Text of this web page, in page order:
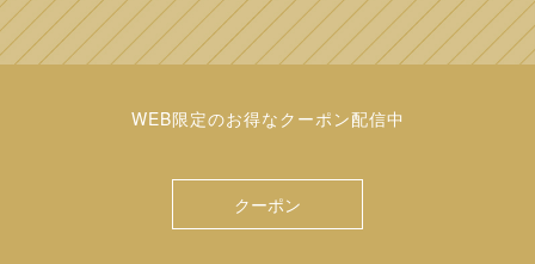
WEB限定のお得なクーポン配信中
クーポン